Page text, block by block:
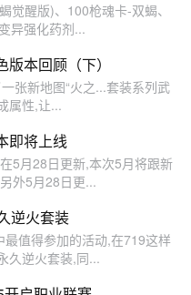
觉醒版)、100枪魂卡-双蝎、
异强化药剂...
本回顾（下）
张新地图“火之...套装系列武
属性,让...
即将上线
5月28日更新,本次5月将跟新
外5月28日更...
逆火套装
值得参加的活动,在719这样
久逆火套装,同...